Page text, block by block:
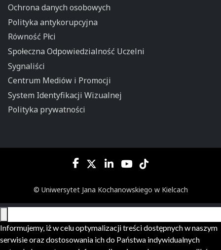
Ochrona danych osobowych
Polityka antykorupcyjna
Równość Płci
Społeczna Odpowiedzialność Uczelni
Sygnaliści
Centrum Mediów i Promocji
System Identyfikacji Wizualnej
Polityka prywatności
© Uniwersytet Jana Kochanowskiego w Kielcach
Informujemy, iż w celu optymalizacji treści dostępnych w naszym
serwisie oraz dostosowania ich do Państwa indywidualnych